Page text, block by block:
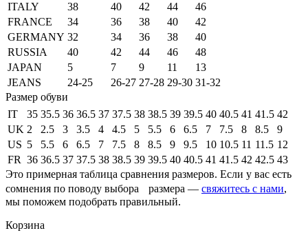
ITALY
38 40 42 44
46
FRANCE
34 36 38 40
42
GERMANY 32 34 36 38
40
RUSSIA
40 42 44 46
48
JAPAN
5 7 9 11
13
JEANS
24-25 26-27 27-28 29-30 31-32
Размер обуви
IT
35 35.5 36 36.5 37 37.5 38 38.5 39 39.5 40 40.5 41 41.5 42
UK 2 2.5 3 3.5 4 4.5 5 5.5 6 6.5 7 7.5 8 8.5
9
US 5 5.5 6 6.5 7 7.5 8 8.5 9 9.5 10 10.5 11 11.5 12
FR 36 36.5 37 37.5 38 38.5 39 39.5 40 40.5 41 41.5 42 42.5 43
Это примерная таблица сравнения размеров. Если у вас есть
сомнения по поводу выбора размера — свяжитесь с нами,
мы поможем подобрать правильный.
Корзина